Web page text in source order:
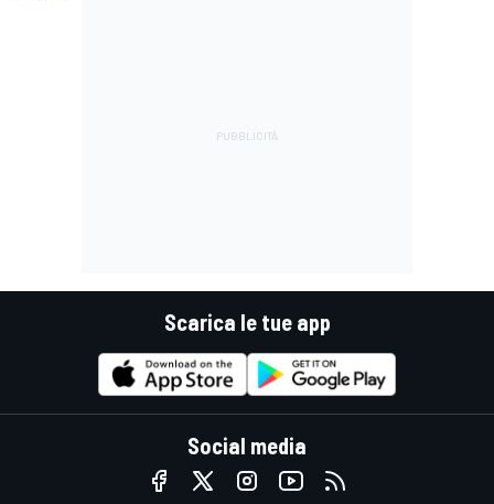
Scarica le tue app
Social media